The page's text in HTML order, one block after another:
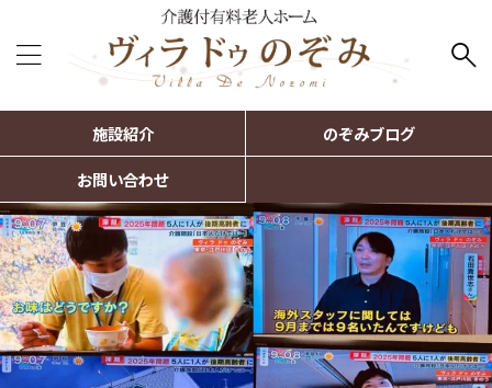
施設紹介
のぞみブログ
お問い合わせ